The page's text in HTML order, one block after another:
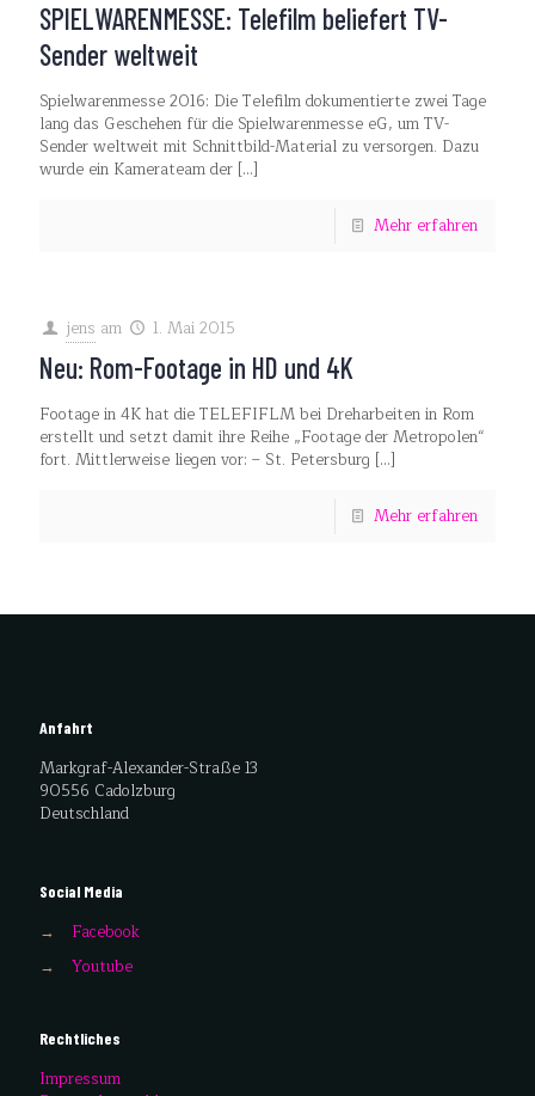
SPIELWARENMESSE: Telefilm beliefert TV-
Sender weltweit
Spielwarenmesse 2016: Die Telefilm dokumentierte zwei Tage
lang das Geschehen für die Spielwarenmesse eG, um TV-
Sender weltweit mit Schnittbild-Material zu versorgen. Dazu
wurde ein Kamerateam der […]
Mehr erfahren
jens am 1. Mai 2015
Neu: Rom-Footage in HD und 4K
Footage in 4K hat die TELEFIFLM bei Dreharbeiten in Rom
erstellt und setzt damit ihre Reihe „Footage der Metropolen“
fort. Mittlerweise liegen vor: – St. Petersburg […]
Mehr erfahren
Anfahrt
Markgraf-Alexander-Straße 13
90556 Cadolzburg
Deutschland
Social Media
→
Facebook
→
Youtube
Rechtliches
Impressum